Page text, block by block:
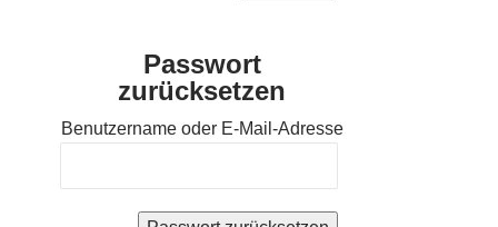
Passwort
zurücksetzen
Benutzername oder E-Mail-Adresse